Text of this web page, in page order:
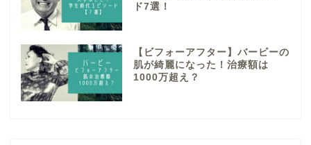
ド7選！
【ビフォーアフター】バービーの
肌が綺麗になった！治療額は
1000万超え？